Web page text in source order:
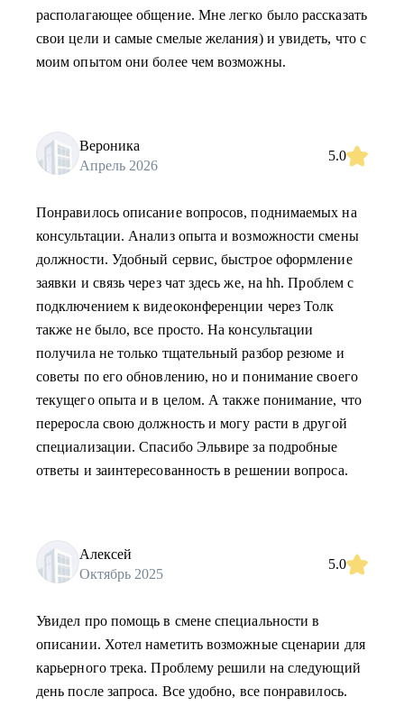
располагающее общение. Мне легко было рассказать
свои цели и самые смелые желания) и увидеть, что с
моим опытом они более чем возможны.
Вероника
Апрель 2026
5.0
Понравилось описание вопросов, поднимаемых на
консультации. Анализ опыта и возможности смены
должности. Удобный сервис, быстрое оформление
заявки и связь через чат здесь же, на hh. Проблем с
подключением к видеоконференции через Толк
также не было, все просто. На консультации
получила не только тщательный разбор резюме и
советы по его обновлению, но и понимание своего
текущего опыта и в целом. А также понимание, что
переросла свою должность и могу расти в другой
специализации. Спасибо Эльвире за подробные
ответы и заинтересованность в решении вопроса.
Алексей
Октябрь 2025
5.0
Увидел про помощь в смене специальности в
описании. Хотел наметить возможные сценарии для
карьерного трека. Проблему решили на следующий
день после запроса. Все удобно, все понравилось.